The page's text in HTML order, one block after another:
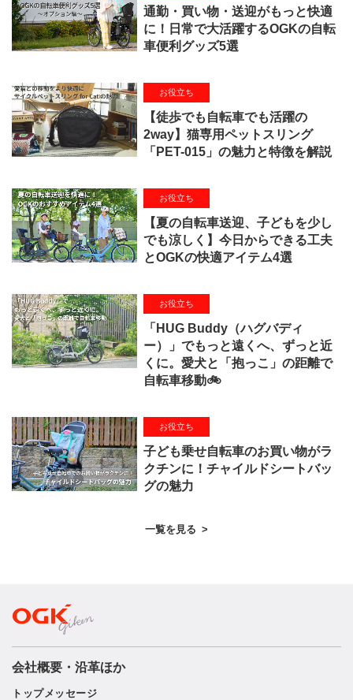
通勤・買い物・送迎がもっと快適
に！日常で大活躍するOGKの自転
車便利グッズ5選
お役立ち
【徒歩でも自転車でも活躍の
2way】猫専用ペットスリング
「PET-015」の魅力と特徴を解説
お役立ち
【夏の自転車送迎、子どもを少し
でも涼しく】今日からできる工夫
とOGKの快適アイテム4選
お役立ち
「HUG Buddy（ハグバディ
ー）」でもっと遠くへ、ずっと近
くに。愛犬と「抱っこ」の距離で
自転車移動🚲
お役立ち
子ども乗せ自転車のお買い物がラ
クチンに！チャイルドシートバッ
グの魅力
一覧を見る >
会社概要・沿革ほか
トップメッセージ